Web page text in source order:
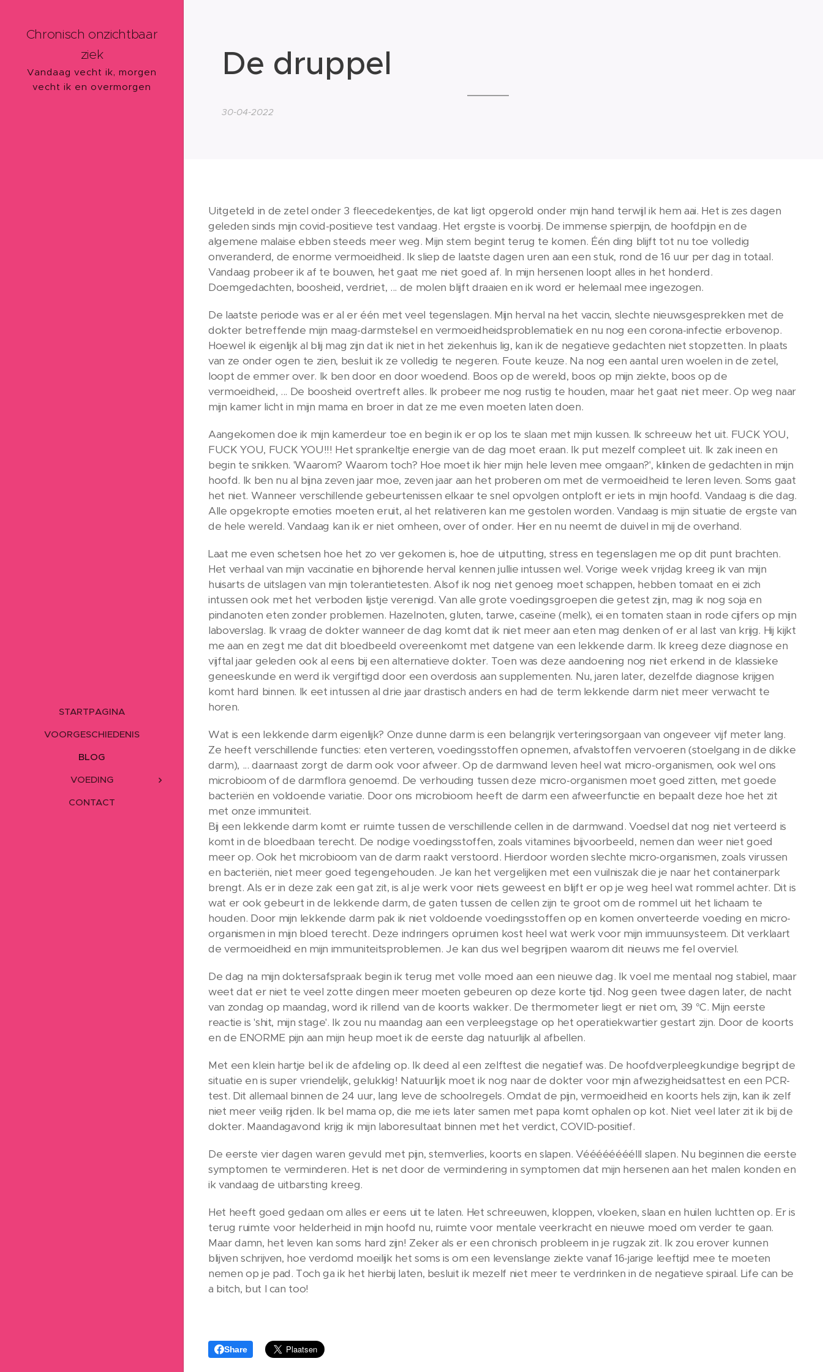
Chronisch onzichtbaar
ziek
Vandaag vecht ik, morgen
vecht ik en overmorgen
STARTPAGINA
VOORGESCHIEDENIS
BLOG
VOEDING
CONTACT
De druppel
30-04-2022
Uitgeteld in de zetel onder 3 fleecedekentjes, de kat ligt opgerold onder mijn hand terwijl ik hem aai. Het is zes dagen
geleden sinds mijn covid-positieve test vandaag. Het ergste is voorbij. De immense spierpijn, de hoofdpijn en de
algemene malaise ebben steeds meer weg. Mijn stem begint terug te komen. Één ding blijft tot nu toe volledig
onveranderd, de enorme vermoeidheid. Ik sliep de laatste dagen uren aan een stuk, rond de 16 uur per dag in totaal.
Vandaag probeer ik af te bouwen, het gaat me niet goed af. In mijn hersenen loopt alles in het honderd.
Doemgedachten, boosheid, verdriet, ... de molen blijft draaien en ik word er helemaal mee ingezogen.
De laatste periode was er al er één met veel tegenslagen. Mijn herval na het vaccin, slechte nieuwsgesprekken met de
dokter betreffende mijn maag-darmstelsel en vermoeidheidsproblematiek en nu nog een corona-infectie erbovenop.
Hoewel ik eigenlijk al blij mag zijn dat ik niet in het ziekenhuis lig, kan ik de negatieve gedachten niet stopzetten. In plaats
van ze onder ogen te zien, besluit ik ze volledig te negeren. Foute keuze. Na nog een aantal uren woelen in de zetel,
loopt de emmer over. Ik ben door en door woedend. Boos op de wereld, boos op mijn ziekte, boos op de
vermoeidheid, ... De boosheid overtreft alles. Ik probeer me nog rustig te houden, maar het gaat niet meer. Op weg naar
mijn kamer licht in mijn mama en broer in dat ze me even moeten laten doen.
Aangekomen doe ik mijn kamerdeur toe en begin ik er op los te slaan met mijn kussen. Ik schreeuw het uit. FUCK YOU,
FUCK YOU, FUCK YOU!!! Het sprankeltje energie van de dag moet eraan. Ik put mezelf compleet uit. Ik zak ineen en
begin te snikken. 'Waarom? Waarom toch? Hoe moet ik hier mijn hele leven mee omgaan?', klinken de gedachten in mijn
hoofd. Ik ben nu al bijna zeven jaar moe, zeven jaar aan het proberen om met de vermoeidheid te leren leven. Soms gaat
het niet. Wanneer verschillende gebeurtenissen elkaar te snel opvolgen ontploft er iets in mijn hoofd. Vandaag is die dag.
Alle opgekropte emoties moeten eruit, al het relativeren kan me gestolen worden. Vandaag is mijn situatie de ergste van
de hele wereld. Vandaag kan ik er niet omheen, over of onder. Hier en nu neemt de duivel in mij de overhand.
Laat me even schetsen hoe het zo ver gekomen is, hoe de uitputting, stress en tegenslagen me op dit punt brachten.
Het verhaal van mijn vaccinatie en bijhorende herval kennen jullie intussen wel. Vorige week vrijdag kreeg ik van mijn
huisarts de uitslagen van mijn tolerantietesten. Alsof ik nog niet genoeg moet schappen, hebben tomaat en ei zich
intussen ook met het verboden lijstje verenigd. Van alle grote voedingsgroepen die getest zijn, mag ik nog soja en
pindanoten eten zonder problemen. Hazelnoten, gluten, tarwe, caseïne (melk), ei en tomaten staan in rode cijfers op mijn
laboverslag. Ik vraag de dokter wanneer de dag komt dat ik niet meer aan eten mag denken of er al last van krijg. Hij kijkt
me aan en zegt me dat dit bloedbeeld overeenkomt met datgene van een lekkende darm. Ik kreeg deze diagnose en
vijftal jaar geleden ook al eens bij een alternatieve dokter. Toen was deze aandoening nog niet erkend in de klassieke
geneeskunde en werd ik vergiftigd door een overdosis aan supplementen. Nu, jaren later, dezelfde diagnose krijgen
komt hard binnen. Ik eet intussen al drie jaar drastisch anders en had de term lekkende darm niet meer verwacht te
horen.
Wat is een lekkende darm eigenlijk? Onze dunne darm is een belangrijk verteringsorgaan van ongeveer vijf meter lang.
Ze heeft verschillende functies: eten verteren, voedingsstoffen opnemen, afvalstoffen vervoeren (stoelgang in de dikke
darm), ... daarnaast zorgt de darm ook voor afweer. Op de darmwand leven heel wat micro-organismen, ook wel ons
microbioom of de darmflora genoemd. De verhouding tussen deze micro-organismen moet goed zitten, met goede
bacteriën en voldoende variatie. Door ons microbioom heeft de darm een afweerfunctie en bepaalt deze hoe het zit
met onze immuniteit.
Bij een lekkende darm komt er ruimte tussen de verschillende cellen in de darmwand. Voedsel dat nog niet verteerd is
komt in de bloedbaan terecht. De nodige voedingsstoffen, zoals vitamines bijvoorbeeld, nemen dan weer niet goed
meer op. Ook het microbioom van de darm raakt verstoord. Hierdoor worden slechte micro-organismen, zoals virussen
en bacteriën, niet meer goed tegengehouden. Je kan het vergelijken met een vuilniszak die je naar het containerpark
brengt. Als er in deze zak een gat zit, is al je werk voor niets geweest en blijft er op je weg heel wat rommel achter. Dit is
wat er ook gebeurt in de lekkende darm, de gaten tussen de cellen zijn te groot om de rommel uit het lichaam te
houden. Door mijn lekkende darm pak ik niet voldoende voedingsstoffen op en komen onverteerde voeding en micro-
organismen in mijn bloed terecht. Deze indringers opruimen kost heel wat werk voor mijn immuunsysteem. Dit verklaart
de vermoeidheid en mijn immuniteitsproblemen. Je kan dus wel begrijpen waarom dit nieuws me fel overviel.
De dag na mijn doktersafspraak begin ik terug met volle moed aan een nieuwe dag. Ik voel me mentaal nog stabiel, maar
weet dat er niet te veel zotte dingen meer moeten gebeuren op deze korte tijd. Nog geen twee dagen later, de nacht
van zondag op maandag, word ik rillend van de koorts wakker. De thermometer liegt er niet om, 39 °C. Mijn eerste
reactie is 'shit, mijn stage'. Ik zou nu maandag aan een verpleegstage op het operatiekwartier gestart zijn. Door de koorts
en de ENORME pijn aan mijn heup moet ik de eerste dag natuurlijk al afbellen.
Met een klein hartje bel ik de afdeling op. Ik deed al een zelftest die negatief was. De hoofdverpleegkundige begrijpt de
situatie en is super vriendelijk, gelukkig! Natuurlijk moet ik nog naar de dokter voor mijn afwezigheidsattest en een PCR-
test. Dit allemaal binnen de 24 uur, lang leve de schoolregels. Omdat de pijn, vermoeidheid en koorts hels zijn, kan ik zelf
niet meer veilig rijden. Ik bel mama op, die me iets later samen met papa komt ophalen op kot. Niet veel later zit ik bij de
dokter. Maandagavond krijg ik mijn laboresultaat binnen met het verdict, COVID-positief.
De eerste vier dagen waren gevuld met pijn, stemverlies, koorts en slapen. Véééééééélll slapen. Nu beginnen die eerste
symptomen te verminderen. Het is net door de vermindering in symptomen dat mijn hersenen aan het malen konden en
ik vandaag de uitbarsting kreeg.
Het heeft goed gedaan om alles er eens uit te laten. Het schreeuwen, kloppen, vloeken, slaan en huilen luchtten op. Er is
terug ruimte voor helderheid in mijn hoofd nu, ruimte voor mentale veerkracht en nieuwe moed om verder te gaan.
Maar damn, het leven kan soms hard zijn! Zeker als er een chronisch probleem in je rugzak zit. Ik zou erover kunnen
blijven schrijven, hoe verdomd moeilijk het soms is om een levenslange ziekte vanaf 16-jarige leeftijd mee te moeten
nemen op je pad. Toch ga ik het hierbij laten, besluit ik mezelf niet meer te verdrinken in de negatieve spiraal. Life can be
a bitch, but I can too!
Share